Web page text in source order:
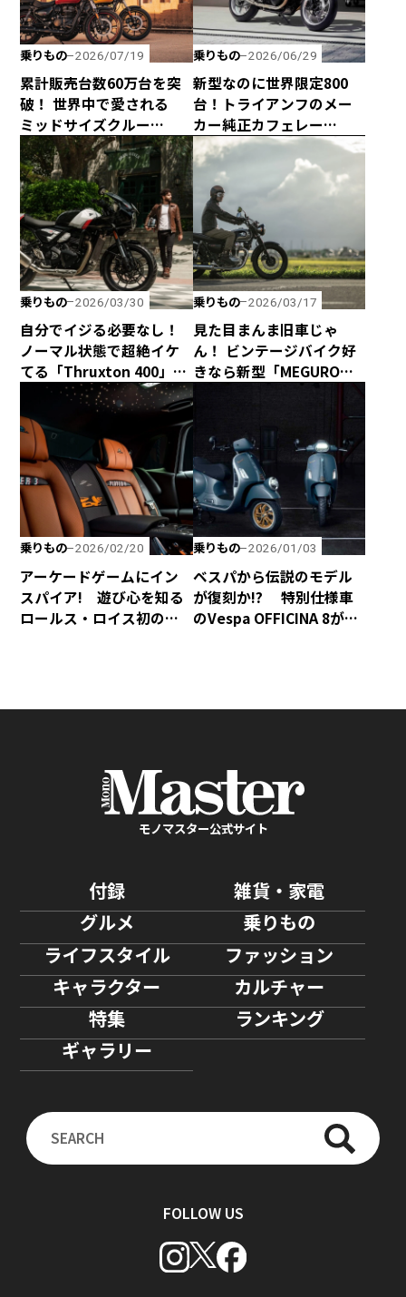
乗りもの 2026/07/19
累計販売台数60万台を突
破！ 世界中で愛される
ミッドサイズクルー
ザー、ROYAL
ENFIELD「METEOR 350」
乗りもの 2026/06/29
新型なのに世界限定800
台！トライアンフのメー
カー純正カフェレー
サー、「Speed Twin
1200 Cafe Racer
Edition」がヤバすぎるっ
て！
乗りもの 2026/03/30
自分でイジる必要なし！
ノーマル状態で超絶イケ
てる「Thruxton 400」と
「Tracker 400」がトライ
アンフから新登場！
乗りもの 2026/03/17
見た目まんま旧車じゃ
ん！ ビンテージバイク好
きなら新型「MEGURO
K3」が絶対にオススメ！
乗りもの 2026/02/20
アーケードゲームにイン
スパイア! 遊び心を知る
ロールス・ロイス初のビ
乗りもの 2026/01/03
ベスパから伝説のモデル
が復刻か!? 特別仕様車
のVespa OFFICINA 8が誕
モノマスター公式サイト
付録
雑貨・家電
グルメ
乗りもの
ライフスタイル
ファッション
キャラクター
カルチャー
特集
ランキング
ギャラリー
FOLLOW US